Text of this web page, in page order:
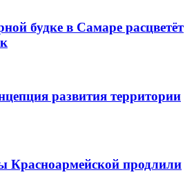
будке в Самаре расцветёт
развития территории
Красноармейской продлили